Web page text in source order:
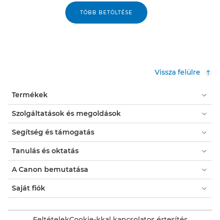
TÖBB BETÖLTÉSE
Vissza felülre
Termékek
Szolgáltatások és megoldások
Segítség és támogatás
Tanulás és oktatás
A Canon bemutatása
Saját fiók